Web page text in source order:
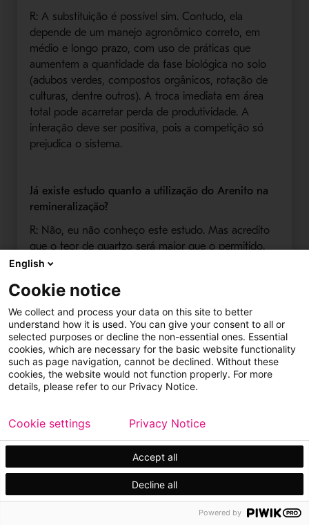
R: A substituição é possível sim. Contudo, ela
depende de um manejo agronômico correto, em
médio e longo prazo, com uso de práticas que
aumentem a quantidade da fase biológica no solo
(adubos verdes, compostos orgânicos, rotação de
culturas, dentre outros). A troca imediata em área
total pode acarretar perda de produtividade. A
interação deve ser positiva, pois a competição só
prejudica o sistema.
Já existe estudo quanto a utilização do Arenito na
remineralização?
R: Não, eu não conheço este estudo. Mas acredito
que o teor de quartzo será maior que o permitido.
Qual o tempo médio de solubilização dos
elementos (macro e micronutrientes) para estarem
disponíveis para as plantas?
R: A resposta para essa pergunta vai depender dos
seguintes parâmetros do agromineral: composição
química, composição mineralógica e granulometria.
Ainda, em função das condições do clima, solo e
e ocorre em um ciclo de um ano.
Alguém pode indicar empresas que executam os
agroexperimentos necessários para a homologação
English
Cookie notice
We collect and process your data on this site to better
understand how it is used. You can give your consent to all or
selected purposes or decline the non-essential ones. Essential
cookies, which are necessary for the basic website functionality
such as page navigation, cannot be declined. Without these
cookies, the website would not function properly. For more
details, please refer to our Privacy Notice.
Accept all
Decline all
Cookie settings Privacy Notice
Powered by